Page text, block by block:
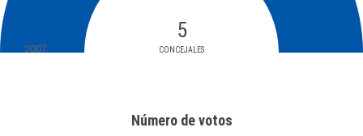
5
CONCEJALES
2007
Número de votos